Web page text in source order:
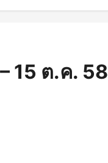
15 ต.ค. 58